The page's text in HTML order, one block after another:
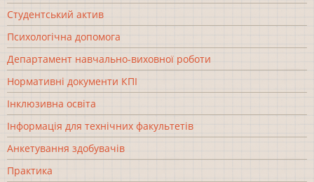
Студентський актив
Психологічна допомога
Департамент навчально-виховної роботи
Нормативні документи КПІ
Інклюзивна освіта
Інформація для технічних факультетів
Анкетування здобувачів
Практика